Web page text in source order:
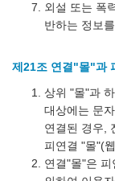
외설 또는 폭
반하는 정보
제21조 연결"몰"과
상위 "몰"과
대상에는 문
연결된 경우,
피연결 "몰"(
연결"몰"은